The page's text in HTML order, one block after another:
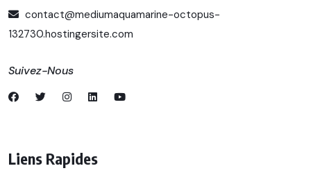
contact@mediumaquamarine-octopus-
132730.hostingersite.com
Suivez-Nous
Liens Rapides